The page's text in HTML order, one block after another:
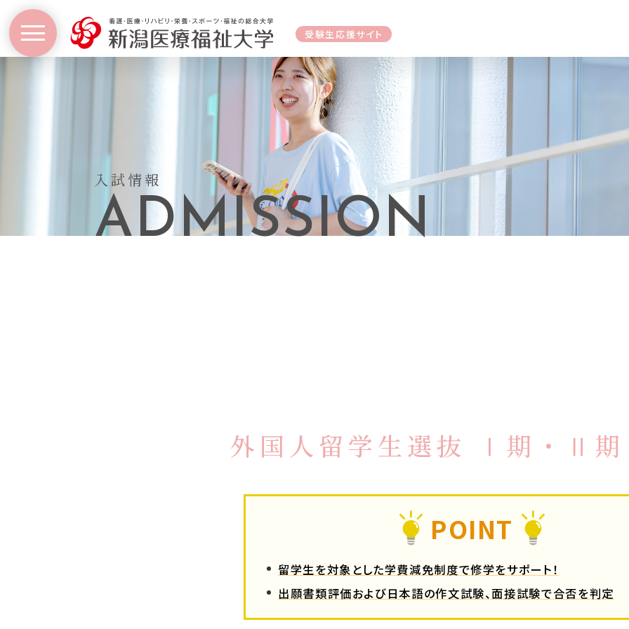
受験生応援サイト
入試情報
ADMISSION
外国人留学生選抜 Ⅰ期・Ⅱ
POINT
留学生を対象とした学費減免制度で修学をサポート！
出願書類評価および日本語の作文試験、面接試験で合否を判定